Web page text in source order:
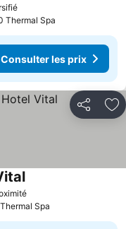
Consulter les prix
Thermal Spa
Consulter les prix
Partager
Consulter les prix
Consulter les prix
Spa